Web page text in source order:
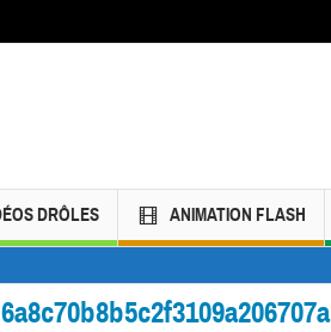
DRÔLES ANIMATION FLASH